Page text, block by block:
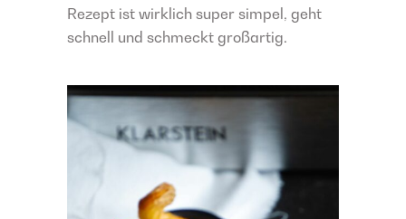
Rezept ist wirklich super simpel, geht
schnell und schmeckt großartig.